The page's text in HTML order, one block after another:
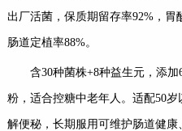
出厂活菌，保质期留存率92%，胃
肠道定植率88%。
含30种菌株+8种益生元，添
粉，适合控糖中老年人。适配50
解便秘，长期服用可维护肠道健康